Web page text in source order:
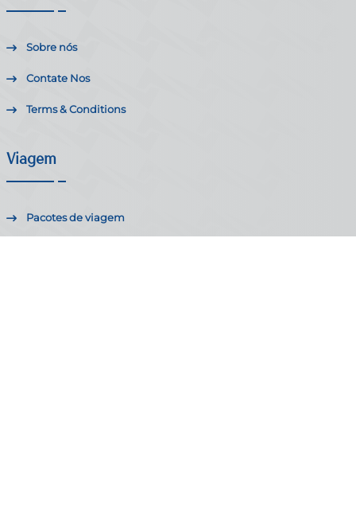
Sobre nós
Contate Nos
Terms & Conditions
Viagem
Pacotes de viagem